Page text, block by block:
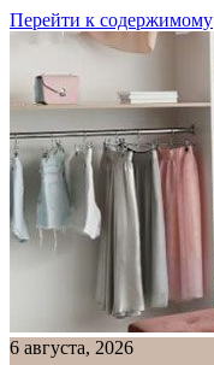
Перейти к содержимому
6 августа, 2026